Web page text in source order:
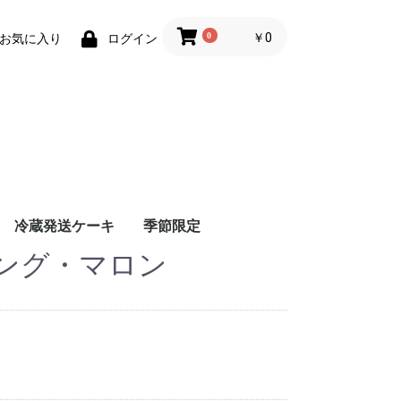
気に入り ログイン 0 ￥0
冷蔵発送ケーキ 季節限定
夏のギフト
グ・マロン